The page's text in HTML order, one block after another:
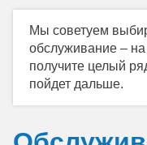
Мы советуем
обслуживание –
получите целый
пойдет дальше.